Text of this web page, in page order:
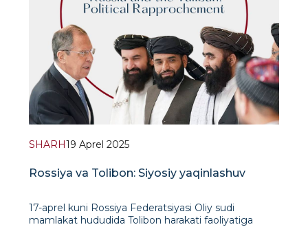
SHARH19 Aprel 2025
Rossiya va Tolibon: Siyosiy yaqinlashuv
17-aprel kuni Rossiya Federatsiyasi Oliy sudi
mamlakat hududida Tolibon harakati faoliyatiga